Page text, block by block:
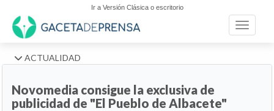
Ir a Versión Clásica o escritorio
Toggle
ACTUALIDAD
Novomedia consigue la exclusiva de
publicidad de "El Pueblo de Albacete"